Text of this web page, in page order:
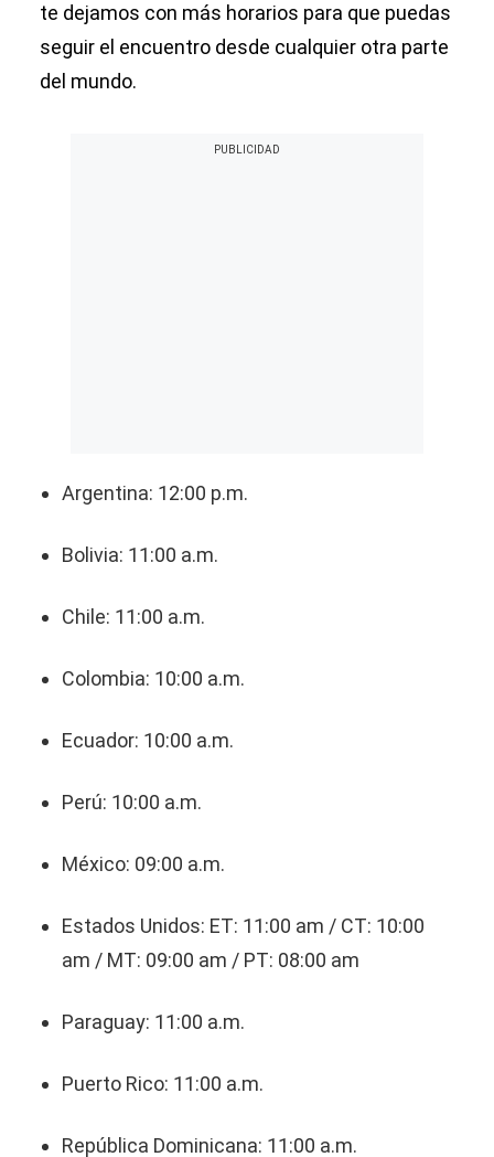
te dejamos con más horarios para que puedas
seguir el encuentro desde cualquier otra parte
del mundo.
Argentina: 12:00 p.m.
Bolivia: 11:00 a.m.
Chile: 11:00 a.m.
Colombia: 10:00 a.m.
Ecuador: 10:00 a.m.
Perú: 10:00 a.m.
México: 09:00 a.m.
Estados Unidos: ET: 11:00 am / CT: 10:00
am / MT: 09:00 am / PT: 08:00 am
Paraguay: 11:00 a.m.
Puerto Rico: 11:00 a.m.
República Dominicana: 11:00 a.m.